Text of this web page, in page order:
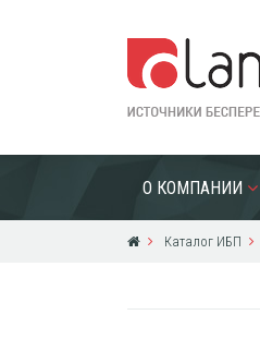
О КОМПАНИИ
Каталог ИБП